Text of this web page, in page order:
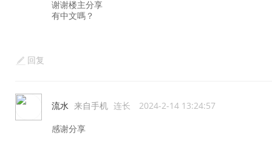
谢谢楼主分享
有中文嗎？
回复
流水 来自手机 连长 2024-2-14 13:24:57
感谢分享